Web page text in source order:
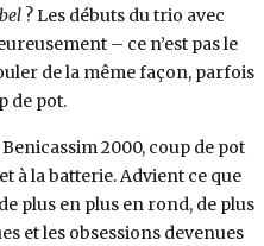
? Les débuts du trio avec
– ce n’est pas le
de la même façon, parfois
de pot.
2000, coup de pot
à la batterie. Advient ce que
plus en plus en rond, de plus
et les obsessions devenues